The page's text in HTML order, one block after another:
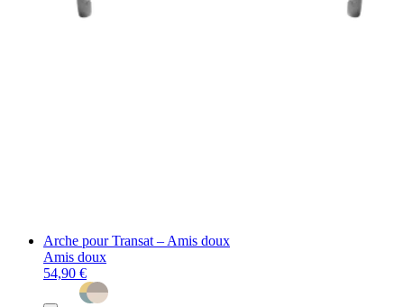
Arche pour Transat – Amis doux
Amis doux
54,90 €